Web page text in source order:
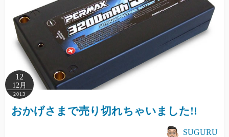
12
12月
2013
おかげさまで売り切れちゃいました!!
SUGURU